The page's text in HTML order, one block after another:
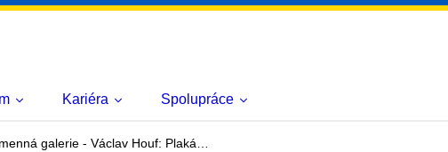
Kariéra Spolupráce
galerie - Václav Houf: Plaká…